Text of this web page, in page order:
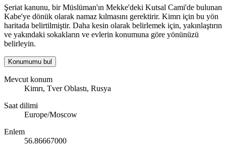
Şeriat kanunu, bir Müslüman'ın Mekke'deki Kutsal Cami'de bulunan
Kabe'ye dönük olarak namaz kılmasını gerektirir. Kimrı için bu yön
haritada belirtilmiştir. Daha kesin olarak belirlemek için, yakınlaştırın
ve yakındaki sokakların ve evlerin konumuna göre yönünüzü
belirleyin.
Konumumu bul
Mevcut konum
Kimrı, Tver Oblastı, Rusya
Saat dilimi
Europe/Moscow
Enlem
56.86667000